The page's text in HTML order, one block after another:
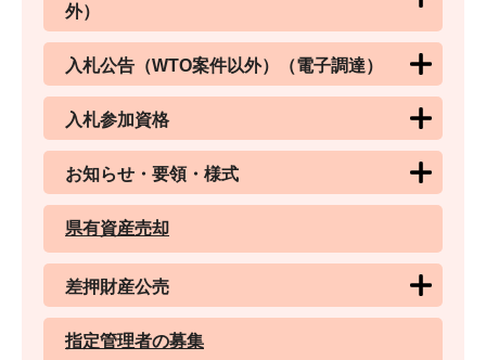
外）
入札公告（WTO案件以外）（電子調達）
入札参加資格
お知らせ・要領・様式
県有資産売却
差押財産公売
指定管理者の募集